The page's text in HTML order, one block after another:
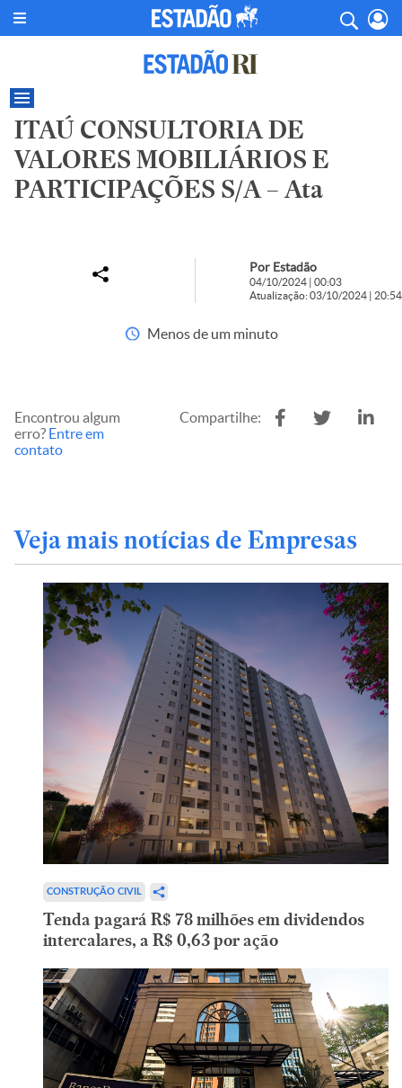
ITAÚ CONSULTORIA DE
VALORES MOBILIÁRIOS E
PARTICIPAÇÕES S/A – Ata
Por Estadão
04/10/2024 | 00:03
Atualização: 03/10/2024 | 20:54
Menos de um minuto
Encontrou algum
erro? Entre em
contato
Compartilhe:
Veja mais notícias de Empresas
CONSTRUÇÃO CIVIL
Tenda pagará R$ 78 milhões em dividendos
intercalares, a R$ 0,63 por ação